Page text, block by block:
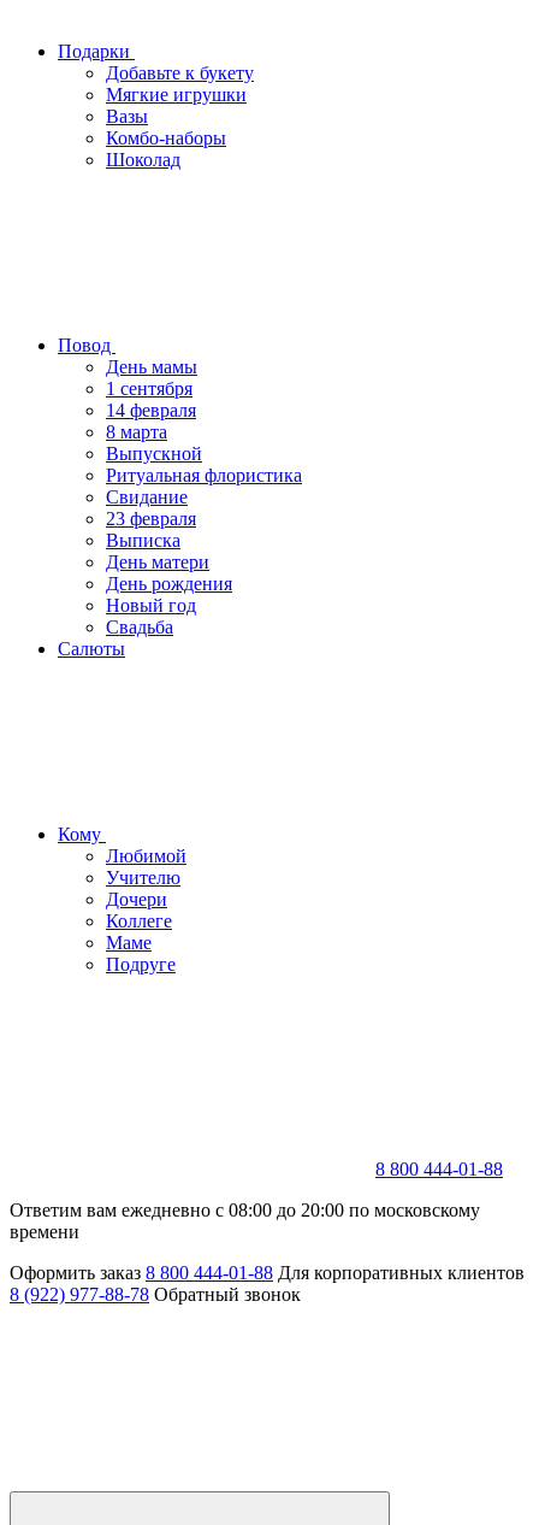
Подарки
Добавьте к букету
Мягкие игрушки
Вазы
Комбо-наборы
Шоколад
Повод
День мамы
1 сентября
14 февраля
8 марта
Выпускной
Ритуальная флористика
Свидание
23 февраля
Выписка
День матери
День рождения
Новый год
Свадьба
Салюты
Кому
Любимой
Учителю
Дочери
Коллеге
Маме
Подруге
8 800 444-01-88
Ответим вам ежедневно с 08:00 до 20:00 по московскому
времени
Оформить заказ 8 800 444-01-88 Для корпоративных клиентов
8 (922) 977-88-78 Обратный звонок